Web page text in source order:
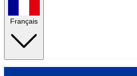
Français